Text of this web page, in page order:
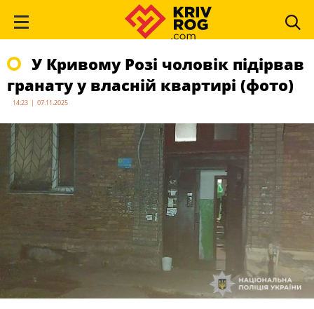
У Кривому Розі чоловік підірвав
гранату у власній квартирі (фото)
14:23 | 07.11.2025